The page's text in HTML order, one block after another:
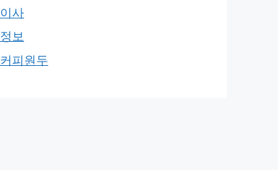
이사
정보
커피원두